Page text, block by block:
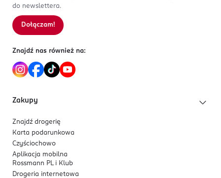
do newslettera.
Dołączam!
Znajdź nas również na:
Zakupy
Znajdź drogerię
Karta podarunkowa
Czyściochowo
Aplikacja mobilna
Rossmann PL i Klub
Drogeria internetowa